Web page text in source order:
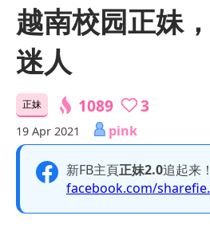
越南校园正妹
迷人
正妹 1089 3
19 Apr 2021 pink
新FB主頁正妹2.0追起来！
facebook.com/